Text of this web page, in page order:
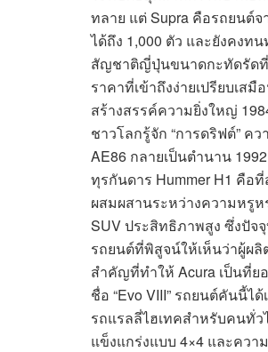
ทลาย แต่ Supra คือรถยนต์
ได้ถึง 1,000 ตัว และยังคงท
สัญชาติญี่ปุ่นขนาดกะทัดรัดที่
ราคาที่เข้าถึงง่ายเปรียบเส
สร้างสรรค์ความยิ่งใหญ่
ชาวโลกรู้จัก “การดริฟต์” ค
AE86 กลายเป็นตำนาน
ทุรกันดาร Hummer H1 คือ
ผสมผสานระหว่างความหรูห
SUV ประสิทธิภาพสูง ซึ่งปัจจุ
รถยนต์ที่พิสูจน์ให้เห็นว่าผู้ผ
สำคัญที่ทำให้ Acura เป็นที่ย
ชื่อ “Evo VIII” รถยนต์คันนี้
รถแรลลี่ไฮเทคสำหรับคนทั่ว
แข็งแกร่งแบบ 4×4 และควา